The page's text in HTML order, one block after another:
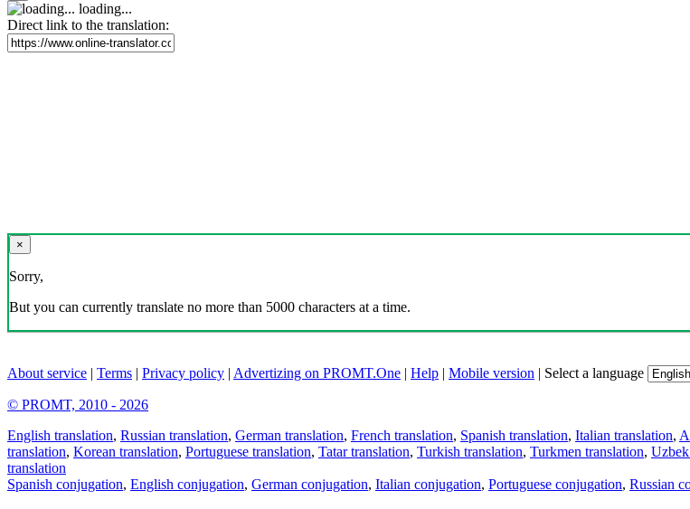
loading...
Direct link to the translation:
×
Sorry,
But you can currently translate no more than 5000 characters at a time.
About service | Terms | Privacy policy | Advertizing on PROMT.One | Help | Mobile version | Select a language
© PROMT, 2010 - 2026
English translation, Russian translation, German translation, French translation, Spanish translation, Italian translation,
translation, Korean translation, Portuguese translation, Tatar translation, Turkish translation, Turkmen translation,
translation
Spanish conjugation, English conjugation, German conjugation, Italian conjugation, Portuguese conjugation, Russian